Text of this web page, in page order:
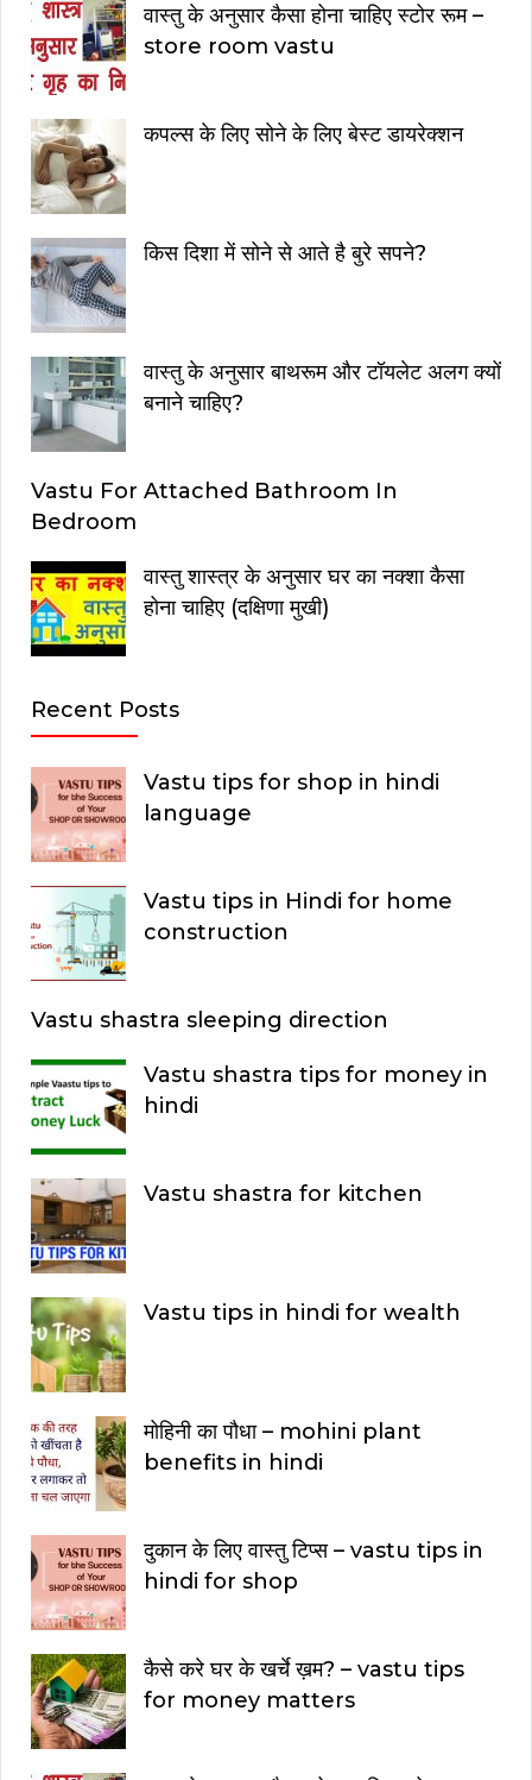
वास्तु के अनुसार कैसा होना चाहिए स्टोर रूम –
store room vastu
कपल्स के लिए सोने के लिए बेस्ट डायरेक्शन
किस दिशा में सोने से आते है बुरे सपने?
वास्तु के अनुसार बाथरूम और टॉयलेट अलग क्यों
बनाने चाहिए?
Vastu For Attached Bathroom In
Bedroom
वास्तु शास्त्र के अनुसार घर का नक्शा कैसा
होना चाहिए (दक्षिणा मुखी)
Recent Posts
Vastu tips for shop in hindi
language
Vastu tips in Hindi for home
construction
Vastu shastra sleeping direction
Vastu shastra tips for money in
hindi
Vastu shastra for kitchen
Vastu tips in hindi for wealth
मोहिनी का पौधा – mohini plant
benefits in hindi
दुकान के लिए वास्तु टिप्स – vastu tips in
hindi for shop
कैसे करे घर के खर्चे ख़म? – vastu tips
for money matters